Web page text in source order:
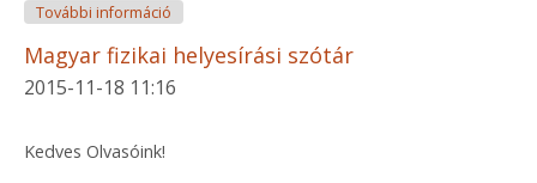
További információ
Magyar fizikai helyesírási szótár
2015-11-18 11:16
Kedves Olvasóink!